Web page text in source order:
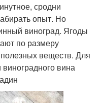
сродни
опыт. Но
виноград. Ягоды
по размеру
веществ. Для
вина